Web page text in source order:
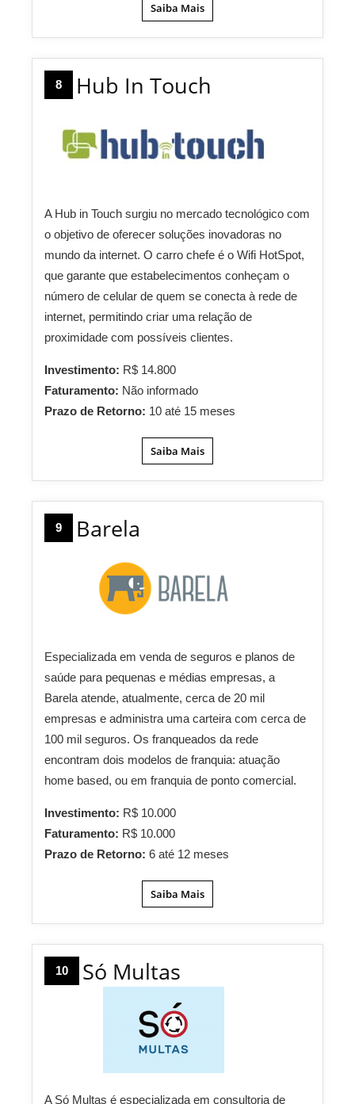
Saiba Mais
8 Hub In Touch
A Hub in Touch surgiu no mercado tecnológico com
o objetivo de oferecer soluções inovadoras no
mundo da internet. O carro chefe é o Wifi HotSpot,
que garante que estabelecimentos conheçam o
número de celular de quem se conecta à rede de
internet, permitindo criar uma relação de
proximidade com possíveis clientes.
Investimento: R$ 14.800
Faturamento: Não informado
Prazo de Retorno: 10 até 15 meses
Saiba Mais
9 Barela
Especializada em venda de seguros e planos de
saúde para pequenas e médias empresas, a
Barela atende, atualmente, cerca de 20 mil
empresas e administra uma carteira com cerca de
100 mil seguros. Os franqueados da rede
encontram dois modelos de franquia: atuação
home based, ou em franquia de ponto comercial.
Investimento: R$ 10.000
Faturamento: R$ 10.000
Prazo de Retorno: 6 até 12 meses
Saiba Mais
10 Só Multas
A Só Multas é especializada em consultoria de